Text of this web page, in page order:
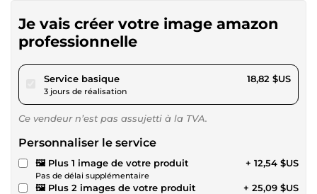
Je vais créer votre image amazon
professionnelle
Service basiquepour 17,34 $US
3 jours de réalisation
18,82 $US
Ce vendeur n’est pas assujetti à la TVA.
Personnaliser le service
🖼️ Plus 1 image de votre produit
Pas de délai supplémentaire
+ 12,54 $US
🖼️ Plus 2 images de votre produit + 25,09 $US